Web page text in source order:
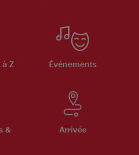
Z Évènements
&
Arrivée